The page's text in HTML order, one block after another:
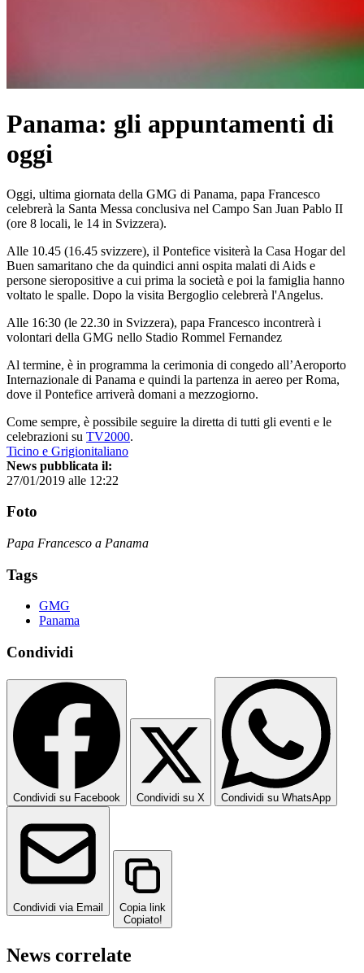
Panama: gli appuntamenti di
oggi
Oggi, ultima giornata della GMG di Panama, papa Francesco
celebrerà la Santa Messa conclusiva nel Campo San Juan Pablo II
(ore 8 locali, le 14 in Svizzera).
Alle 10.45 (16.45 svizzere), il Pontefice visiterà la Casa Hogar del
Buen samaritano che da quindici anni ospita malati di Aids e
persone sieropositive a cui prima la società e poi la famiglia hanno
voltato le spalle. Dopo la visita Bergoglio celebrerà l'Angelus.
Alle 16:30 (le 22.30 in Svizzera), papa Francesco incontrerà i
volontari della GMG nello Stadio Rommel Fernandez
Al termine, è in programma la cerimonia di congedo all’Aeroporto
Internazionale di Panama e quindi la partenza in aereo per Roma,
dove il Pontefice arriverà domani a mezzogiorno.
Come sempre, è possibile seguire la diretta di tutti gli eventi e le
celebrazioni su TV2000.
Ticino e Grigionitaliano
News pubblicata il:
27/01/2019 alle 12:22
Foto
Papa Francesco a Panama
Tags
GMG
Panama
Condividi
Condividi su Facebook Condividi su X Condividi su WhatsApp
Condividi via Email
Copia link
Copiato!
News correlate